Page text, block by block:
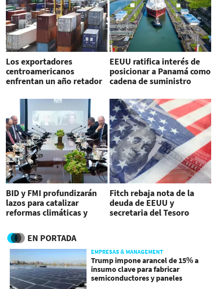
Los exportadores
centroamericanos
enfrentan un año retador
EEUU ratifica interés de
posicionar a Panamá como
cadena de suministro
BID y FMI profundizarán
lazos para catalizar
reformas climáticas y
Fitch rebaja nota de la
deuda de EEUU y
secretaria del Tesoro
EN PORTADA
EMPRESAS & MANAGEMENT
Trump impone arancel de 15% a
insumo clave para fabricar
semiconductores y paneles